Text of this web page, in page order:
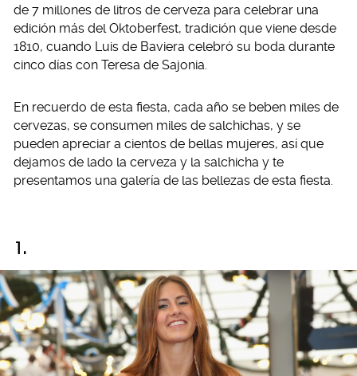
de 7 millones de litros de cerveza para celebrar una
edición más del Oktoberfest, tradición que viene desde
1810, cuando Luis de Baviera celebró su boda durante
cinco días con Teresa de Sajonia.
En recuerdo de esta fiesta, cada año se beben miles de
cervezas, se consumen miles de salchichas, y se
pueden apreciar a cientos de bellas mujeres, así que
dejamos de lado la cerveza y la salchicha y te
presentamos una galería de las bellezas de esta fiesta.
1.